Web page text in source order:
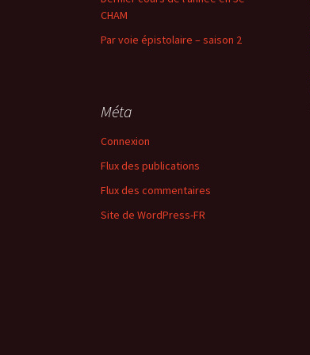
CHAM
Par voie épistolaire – saison 2
Méta
Connexion
Flux des publications
Flux des commentaires
Site de WordPress-FR